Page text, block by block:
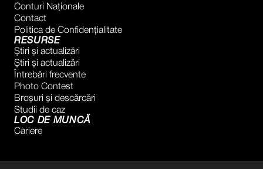
Conturi Naţionale
Contact
Politica de Confidențialitate
RESURSE
Știri și actualizări
Știri și actualizări
Întrebări frecvente
Photo Contest
Broșuri și descărcări
Studii de caz
LOC DE MUNCĂ
Cariere